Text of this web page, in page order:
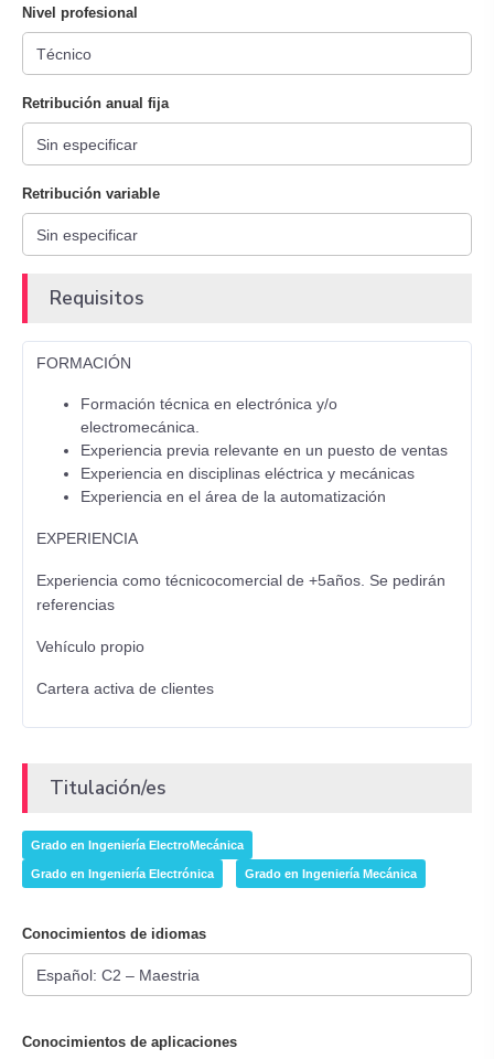
Nivel profesional
Retribución anual fija
Retribución variable
Requisitos
FORMACIÓN
Formación técnica en electrónica y/o
electromecánica.
Experiencia previa relevante en un puesto de ventas
Experiencia en disciplinas eléctrica y mecánicas
Experiencia en el área de la automatización
EXPERIENCIA
Experiencia como técnicocomercial de +5años. Se pedirán
referencias
Vehículo propio
Cartera activa de clientes
Titulación/es
Grado en Ingeniería ElectroMecánica
Grado en Ingeniería Electrónica Grado en Ingeniería Mecánica
Conocimientos de idiomas
Conocimientos de aplicaciones